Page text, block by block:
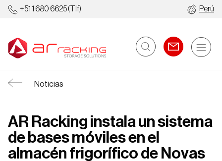
+51 1 680 6625(Tlf) Perú
Noticias
AR Racking instala un sistema
de bases móviles en el
almacén frigorífico de Novas